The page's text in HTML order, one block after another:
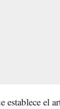
establece el